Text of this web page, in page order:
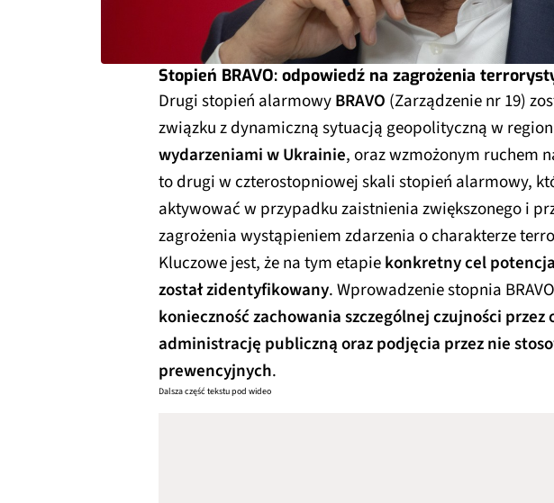
Stopień BRAVO: odpowiedź na zagrożenia
Drugi stopień alarmowyBRAVO (Zarządzenie nr 19)
związku z dynamiczną sytuacją geopolityczną w
wydarzeniami w Ukrainie, oraz wzmożonym ruchem
to drugi w czterostopniowej skali stopień alarmowy,
aktywować w przypadku zaistnienia zwiększonego i
zagrożenia wystąpieniem zdarzenia o charakterze
Kluczowe jest, że na tym etapiekonkretny cel
został zidentyfikowany. Wprowadzenie stopnia
konieczność zachowania szczególnej czujności przez
administrację publiczną oraz podjęcia przez nie
prewencyjnych.
Dalsza część tekstu pod wideo